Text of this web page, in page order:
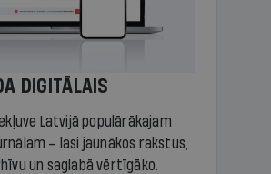
DIGITĀLAIS
Latvijā populārākajam
– lasi jaunākos rakstus,
un saglabā vērtīgāko.